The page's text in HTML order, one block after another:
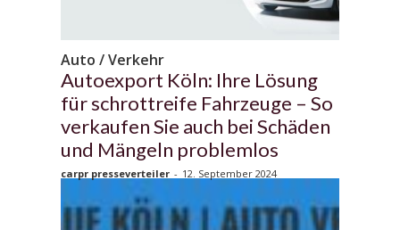
Auto / Verkehr
Autoexport Köln: Ihre Lösung
für schrottreife Fahrzeuge – So
verkaufen Sie auch bei Schäden
und Mängeln problemlos
carpr presseverteiler - 12. September 2024